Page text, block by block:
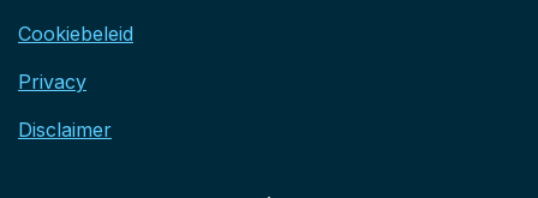
Cookiebeleid
Privacy
Disclaimer